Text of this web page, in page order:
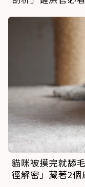
貓咪被摸完就舔
徑解密」藏著2個